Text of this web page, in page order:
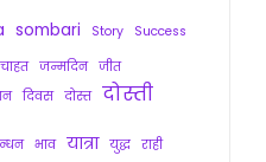
sombari Story
Success
चाहत जन्मदिन जीत
दिवस दोस्त दोस्ती
भाव यात्रा युद्ध राही